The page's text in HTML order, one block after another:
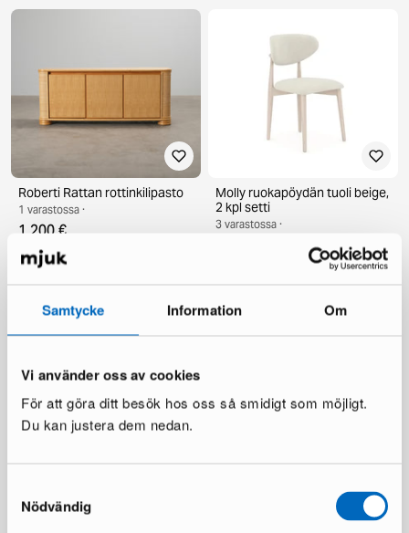
Samtycke Information Om
Vi använder oss av cookies
För att göra ditt besök hos oss så smidigt som möjligt.
Du kan justera dem nedan.
Nödvändig
Roberti Rattan rottinkilipasto
1 varastossa ·
1 200 €
Molly ruokapöydän tuoli beige,
2 kpl setti
3 varastossa ·
400 cm Ochre
589 € 2 938 €
1 varastossa ·